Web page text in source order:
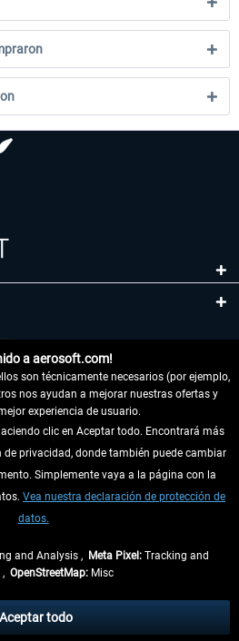
si no se describe lo contrario
de Alemania. Los plazos de envío para los
a aerosoft.com!
son técnicamente necesarios (por ejemplo,
nos ayudan a mejorar nuestras ofertas y
experiencia de usuario.
clic en Aceptar todo. Encontrará más
privacidad, donde también puede cambiar
Simplemente vaya a la página con la
Vea nuestra declaración de protección de
datos.
and Analysis , Meta Pixel: Tracking and
OpenStreetMap:Misc
Aceptar todo